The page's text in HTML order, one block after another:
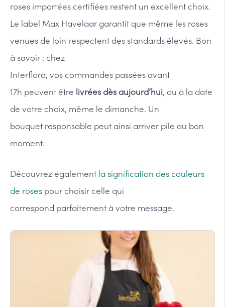
roses importées certifiées restent un excellent choix.
Le label Max Havelaar garantit que même les roses
venues de loin respectent des standards élevés. Bon
à savoir : chez
Interflora, vos commandes passées avant
17h peuvent être livrées dès aujourd’hui, ou à la date
de votre choix, même le dimanche. Un
bouquet responsable peut ainsi arriver pile au bon
moment.
Découvrez également la signification des couleurs
de roses pour choisir celle qui
correspond parfaitement à votre message.